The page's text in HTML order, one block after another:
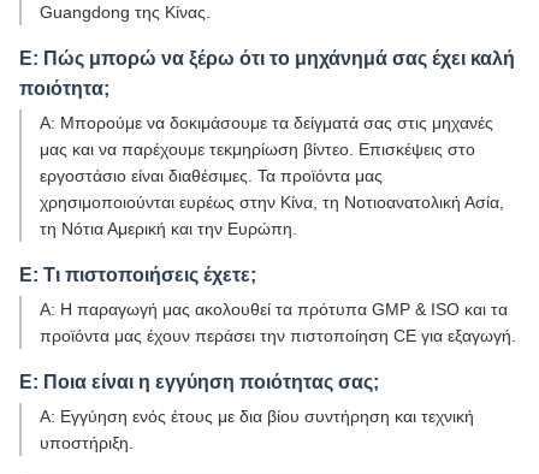
Guangdong της Κίνας.
Ε: Πώς μπορώ να ξέρω ότι το μηχάνημά σας έχει καλή
ποιότητα;
Α: Μπορούμε να δοκιμάσουμε τα δείγματά σας στις μηχανές
μας και να παρέχουμε τεκμηρίωση βίντεο. Επισκέψεις στο
εργοστάσιο είναι διαθέσιμες. Τα προϊόντα μας
χρησιμοποιούνται ευρέως στην Κίνα, τη Νοτιοανατολική Ασία,
τη Νότια Αμερική και την Ευρώπη.
Ε: Τι πιστοποιήσεις έχετε;
Α: Η παραγωγή μας ακολουθεί τα πρότυπα GMP & ISO και τα
προϊόντα μας έχουν περάσει την πιστοποίηση CE για εξαγωγή.
Ε: Ποια είναι η εγγύηση ποιότητας σας;
Α: Εγγύηση ενός έτους με δια βίου συντήρηση και τεχνική
υποστήριξη.